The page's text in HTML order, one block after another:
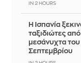
IN 2 HOURS
Η Ισπανία
ταξιδιώτες
μεσάνυχτα
Σεπτεμβρίου